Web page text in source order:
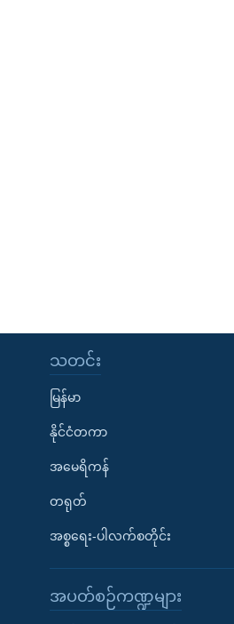
သတင်း
မြန်မာ
နိုင်ငံတကာ
အမေရိကန်
တရုတ်
အစ္စရေး-ပါလက်စတိုင်း
အပတ်စဉ်ကဏ္ဍများ